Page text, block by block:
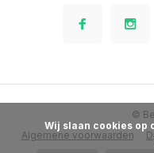
Algemene voorwaarden
©